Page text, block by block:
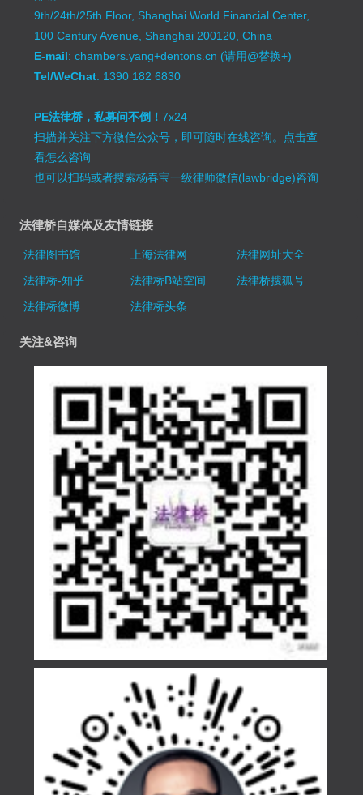
9th/24th/25th Floor, Shanghai World Financial Center,
100 Century Avenue, Shanghai 200120, China
E-mail: chambers.yang+dentons.cn (请用@替换+)
Tel/WeChat: 1390 182 6830
PE法律桥，私募问不倒！7x24
扫描并关注下方微信公众号，即可随时在线咨询。 点击查
看怎么咨询
也可以扫码或者搜索杨春宝一级律师微信(lawbridge)咨询
法律桥自媒体及友情链接
法律图书馆 上海法律网
法律网址大全
法律桥-知乎
法律桥B站空间
法律桥搜狐号
法律桥微博
法律桥头条
关注&咨询